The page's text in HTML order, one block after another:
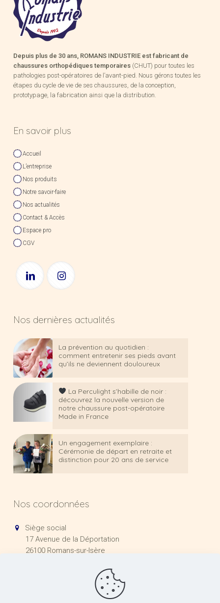
Depuis plus de 30 ans, ROMANS INDUSTRIE est fabricant de
chaussures orthopédiques temporaires (CHUT) pour toutes les
pathologies post-opératoires de l’avant-pied. Nous gérons toutes les
étapes du cycle de vie de ses chaussures, de la conception,
prototypage, la fabrication ainsi que la distribution.
En savoir plus
Accueil
L’entreprise
Nos produits
Notre savoir-faire
Nos actualités
Contact & Accès
Espace pro
CGV
Nos dernières actualités
La prévention au quotidien :
comment entretenir ses pieds avant
qu’ils ne deviennent douloureux
La Perculight s’habille de noir :
découvrez la nouvelle version de
notre chaussure post-opératoire
Made in France
Un engagement exemplaire :
Cérémonie de départ en retraite et
distinction pour 20 ans de service
Nos coordonnées
Siège social
17 Avenue de la Déportation
26100 Romans-sur-Isère